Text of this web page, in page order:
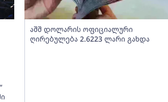
აშშ დოლარის ოფიციალური
ღირებულება 2.6223 ლარი გახდა